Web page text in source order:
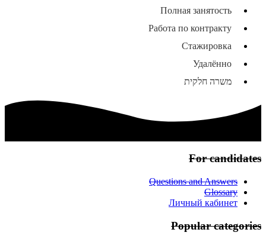
Полная занятость
Работа по контракту
Стажировка
Удалённо
משרה חלקית
For candidates
Questions and Answers
Glossary
Личный кабинет
Popular categories